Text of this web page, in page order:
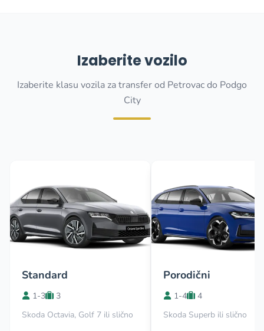
Izaberite vozilo
Izaberite klasu vozila za transfer od Petrovac do Podgo
City
Standard
1-3
3
Skoda Octavia, Golf 7 ili slično
Porodični
1-4
4
Skoda Superb ili slično